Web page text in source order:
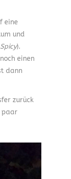
eine
und
).
einen
dann
zurück
paar